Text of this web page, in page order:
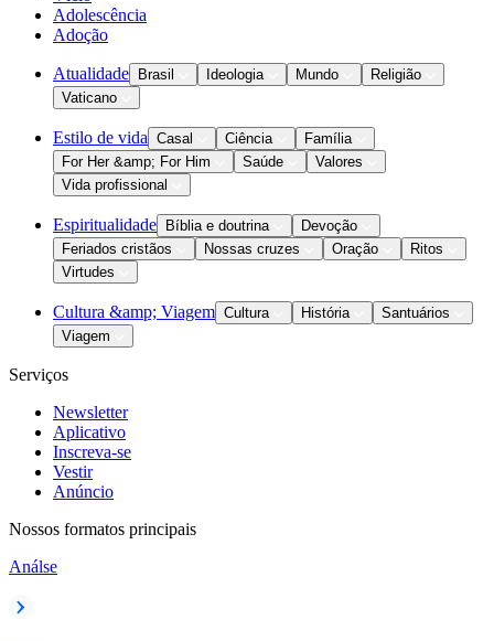
Adolescência
Adoção
Atualidade Brasil Ideologia Mundo
Religião
Vaticano
Estilo de vida Casal Ciência
Família
For Her &amp; For Him
Saúde
Valores
Vida profissional
Espiritualidade Bíblia e doutrina
Devoção
Feriados cristãos
Nossas cruzes Oração
Ritos
Virtudes
Cultura &amp; Viagem Cultura História
Santuários
Viagem
Serviços
Newsletter
Aplicativo
Inscreva-se
Vestir
Anúncio
Nossos formatos principais
Análse